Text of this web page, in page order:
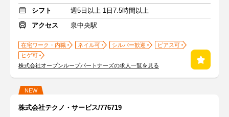
シフト
週5日以上 1日7.5時間以上
アクセス
泉中央駅
在宅ワーク・内職 ネイル可 シルバー歓迎
ピアス可
ヒゲ可
株式会社オープンループパートナーズの求人一覧を見る
NEW
株式会社テクノ・サービス/776719